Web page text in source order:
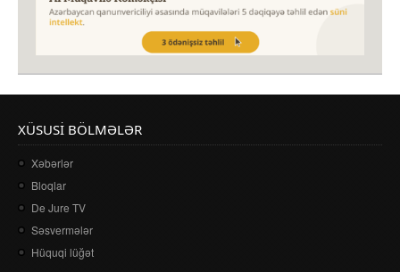
XÜSUSI BÖLMƏLƏR
Xəbərlər
Bloqlar
De Jure TV
Səsvermələr
Hüquqi lüğət